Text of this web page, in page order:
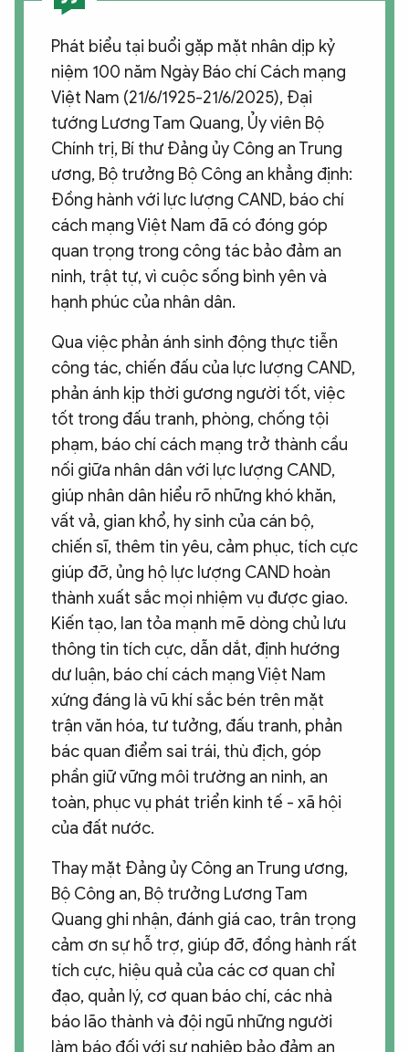
Phát biểu tại buổi gặp mặt nhân dịp kỷ
niệm 100 năm Ngày Báo chí Cách mạng
Việt Nam (21/6/1925-21/6/2025), Đại
tướng Lương Tam Quang, Ủy viên Bộ
Chính trị, Bí thư Đảng ủy Công an Trung
ương, Bộ trưởng Bộ Công an khẳng định:
Đồng hành với lực lượng CAND, báo chí
cách mạng Việt Nam đã có đóng góp
quan trọng trong công tác bảo đảm an
ninh, trật tự, vì cuộc sống bình yên và
hạnh phúc của nhân dân.
Qua việc phản ánh sinh động thực tiễn
công tác, chiến đấu của lực lượng CAND,
phản ánh kịp thời gương người tốt, việc
tốt trong đấu tranh, phòng, chống tội
phạm, báo chí cách mạng trở thành cầu
nối giữa nhân dân với lực lượng CAND,
giúp nhân dân hiểu rõ những khó khăn,
vất vả, gian khổ, hy sinh của cán bộ,
chiến sĩ, thêm tin yêu, cảm phục, tích cực
giúp đỡ, ủng hộ lực lượng CAND hoàn
thành xuất sắc mọi nhiệm vụ được giao.
Kiến tạo, lan tỏa mạnh mẽ dòng chủ lưu
thông tin tích cực, dẫn dắt, định hướng
dư luận, báo chí cách mạng Việt Nam
xứng đáng là vũ khí sắc bén trên mặt
trận văn hóa, tư tưởng, đấu tranh, phản
bác quan điểm sai trái, thù địch, góp
phần giữ vững môi trường an ninh, an
toàn, phục vụ phát triển kinh tế - xã hội
của đất nước.
Thay mặt Đảng ủy Công an Trung ương,
Bộ Công an, Bộ trưởng Lương Tam
Quang ghi nhận, đánh giá cao, trân trọng
cảm ơn sự hỗ trợ, giúp đỡ, đồng hành rất
tích cực, hiệu quả của các cơ quan chỉ
đạo, quản lý, cơ quan báo chí, các nhà
báo lão thành và đội ngũ những người
làm báo đối với sự nghiệp bảo đảm an